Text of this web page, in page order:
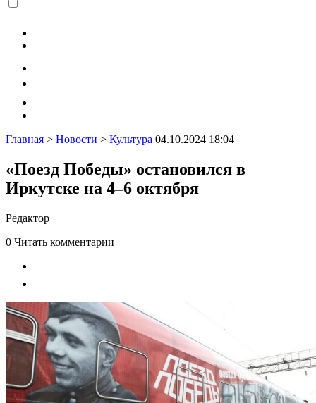
Главная > Новости > Культура 04.10.2024 18:04
«Поезд Победы» остановился в
Иркутске на 4–6 октября
Редактор
0 Читать комментарии